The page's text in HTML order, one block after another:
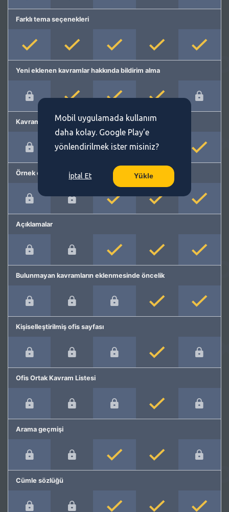
Farklı tema seçenekleri
Yeni eklenen kavramlar hakkında bildirim alma
Kavram önerme
Örnek cümleler
Açıklamalar
Bulunmayan kavramların eklenmesinde öncelik
Kişiselleştirilmiş ofis sayfası
Ofis Ortak Kavram Listesi
Arama geçmişi
Cümle sözlüğü
Mobil uygulamada kullanım
daha kolay. Google Play'e
yönlendirilmek ister misiniz?
İptal Et Yükle